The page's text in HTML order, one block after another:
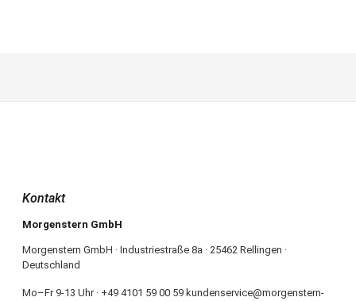
Kontakt
Morgenstern GmbH
Morgenstern GmbH · Industriestraße 8a · 25462 Rellingen ·
Deutschland
Mo–Fr 9-13 Uhr · +49 4101 59 00 59 kundenservice@morgenstern-